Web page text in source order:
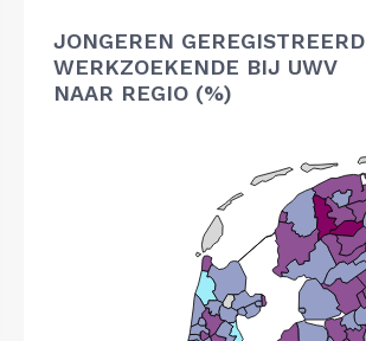
JONGEREN GEREGISTREERD
WERKZOEKENDE BIJ UWV
NAAR REGIO (%)